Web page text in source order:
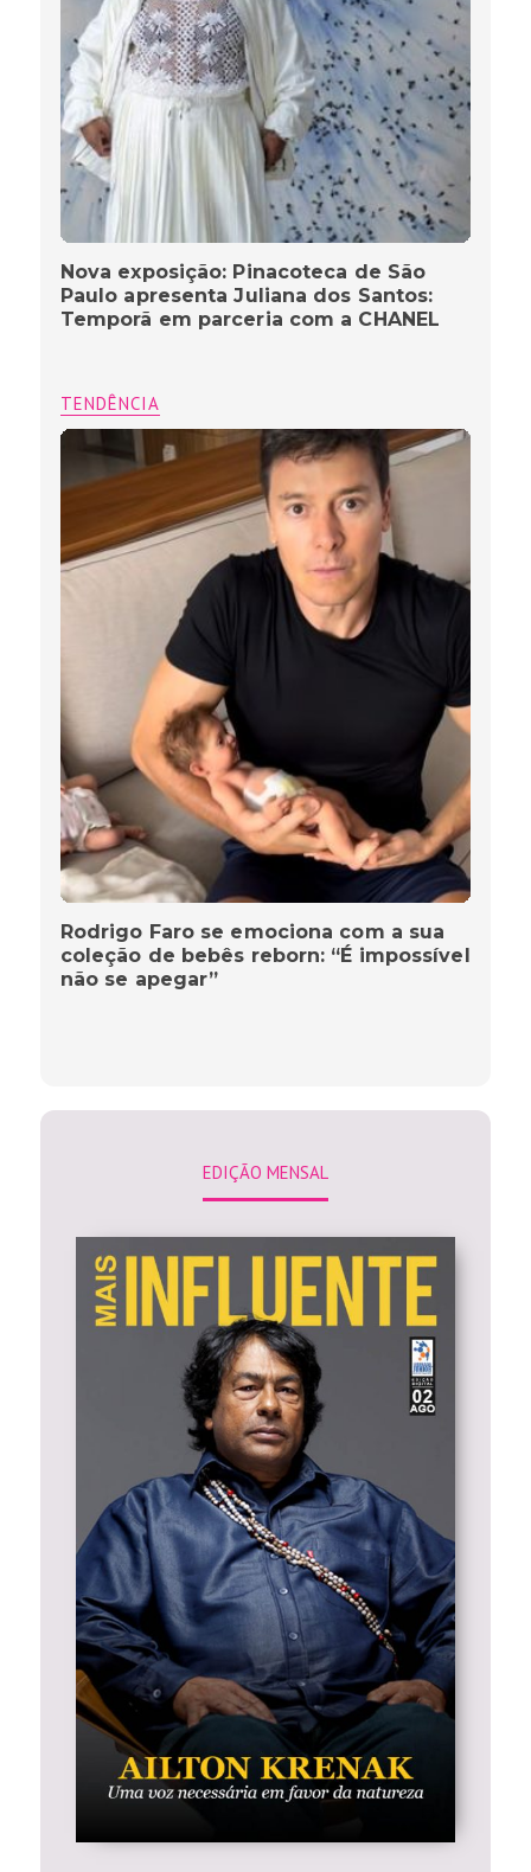
Nova exposição: Pinacoteca de São
Paulo apresenta Juliana dos Santos:
Temporã em parceria com a CHANEL
TENDÊNCIA
Rodrigo Faro se emociona com a sua
coleção de bebês reborn: “É impossível
não se apegar”
EDIÇÃO MENSAL